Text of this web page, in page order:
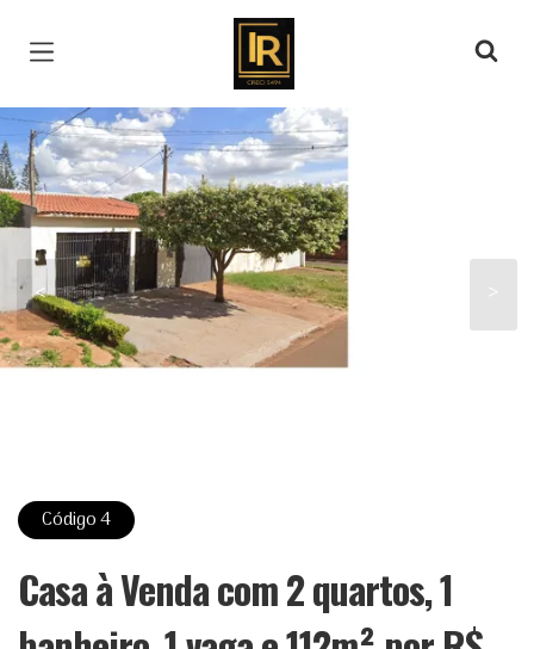
Página inicial
< >
Código 4
Casa à Venda com 2 quartos, 1